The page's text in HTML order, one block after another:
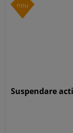
nou
Suspendare